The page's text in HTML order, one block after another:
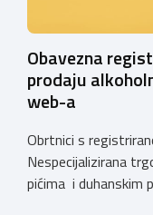
Obavezna
prodaju
web-a
Obrtnici s
Nespecijalizirana
pićima i duhanskim